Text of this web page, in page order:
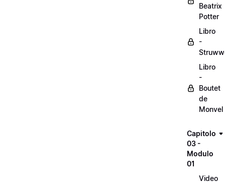
Beatrix
Potter
Libro
-
Libro
-
Boutet
de
Monvel
Capitolo
03 -
Modulo
01
Video